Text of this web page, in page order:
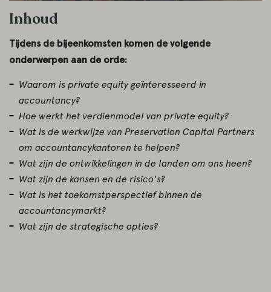
Inhoud
Tijdens de bijeenkomsten komen de volgende
onderwerpen aan de orde:
Waarom is private equity geïnteresseerd in
accountancy?
Hoe werkt het verdienmodel van private equity?
Wat is de werkwijze van Preservation Capital Partners
om accountancykantoren te helpen?
Wat zijn de ontwikkelingen in de landen om ons heen?
Wat zijn de kansen en de risico's?
Wat is het toekomstperspectief binnen de
accountancymarkt?
Wat zijn de strategische opties?